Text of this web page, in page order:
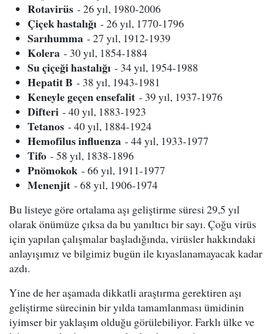
Rotavirüs - 26 yıl, 1980-2006
Çiçek hastalığı - 26 yıl, 1770-1796
Sarıhumma - 27 yıl, 1912-1939
Kolera - 30 yıl, 1854-1884
Su çiçeği hastalığı - 34 yıl, 1954-1988
Hepatit B - 38 yıl, 1943-1981
Keneyle geçen ensefalit - 39 yıl, 1937-1976
Difteri - 40 yıl, 1883-1923
Tetanos - 40 yıl, 1884-1924
Hemofilus influenza - 44 yıl, 1933-1977
Tifo - 58 yıl, 1838-1896
Pnömokok - 66 yıl, 1911-1977
Menenjit - 68 yıl, 1906-1974
Bu listeye göre ortalama aşı geliştirme süresi 29,5 yıl
olarak önümüze çıksa da bu yanıltıcı bir sayı. Çoğu virüs
için yapılan çalışmalar başladığında, virüsler hakkındaki
anlayışımız ve bilgimiz bugün ile kıyaslanamayacak kadar
azdı.
Yine de her aşamada dikkatli araştırma gerektiren aşı
geliştirme sürecinin bir yılda tamamlanması ümidinin
iyimser bir yaklaşım olduğu görülebiliyor. Farklı ülke ve